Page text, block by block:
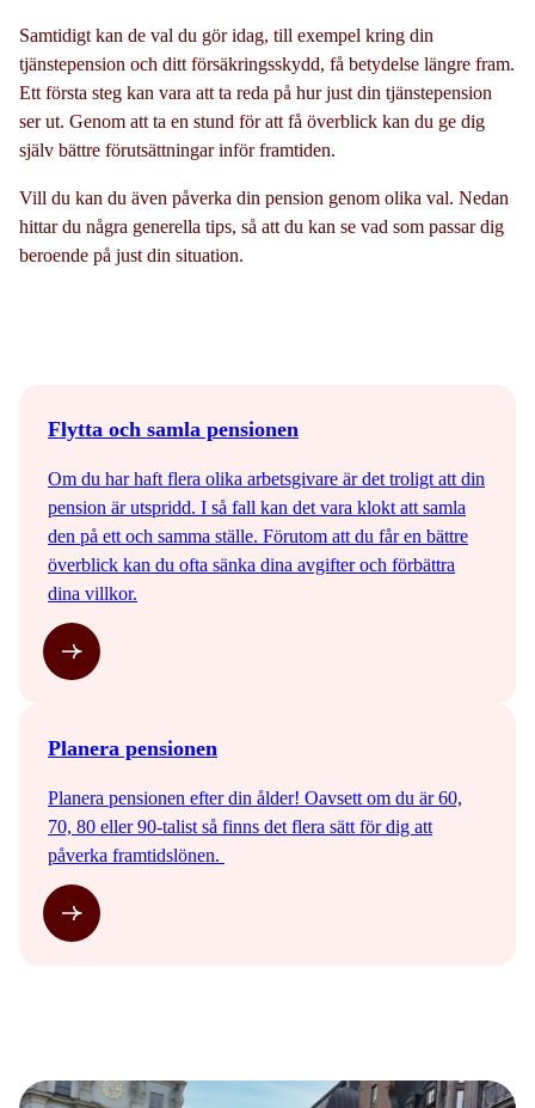
Samtidigt kan de val du gör idag, till exempel kring din
tjänstepension och ditt försäkringsskydd, få betydelse längre fram.
Ett första steg kan vara att ta reda på hur just din tjänstepension
ser ut. Genom att ta en stund för att få överblick kan du ge dig
själv bättre förutsättningar inför framtiden.
Vill du kan du även påverka din pension genom olika val. Nedan
hittar du några generella tips, så att du kan se vad som passar dig
beroende på just din situation.
Flytta och samla pensionen
Om du har haft flera olika arbetsgivare är det troligt att din
pension är utspridd. I så fall kan det vara klokt att samla
den på ett och samma ställe. Förutom att du får en bättre
överblick kan du ofta sänka dina avgifter och förbättra
dina villkor.
Planera pensionen
Planera pensionen efter din ålder! Oavsett om du är 60,
70, 80 eller 90-talist så finns det flera sätt för dig att
påverka framtidslönen.